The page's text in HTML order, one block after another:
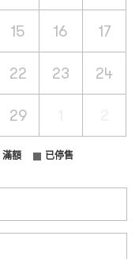
15 16 17
22 23 24
29
滿額 已停售